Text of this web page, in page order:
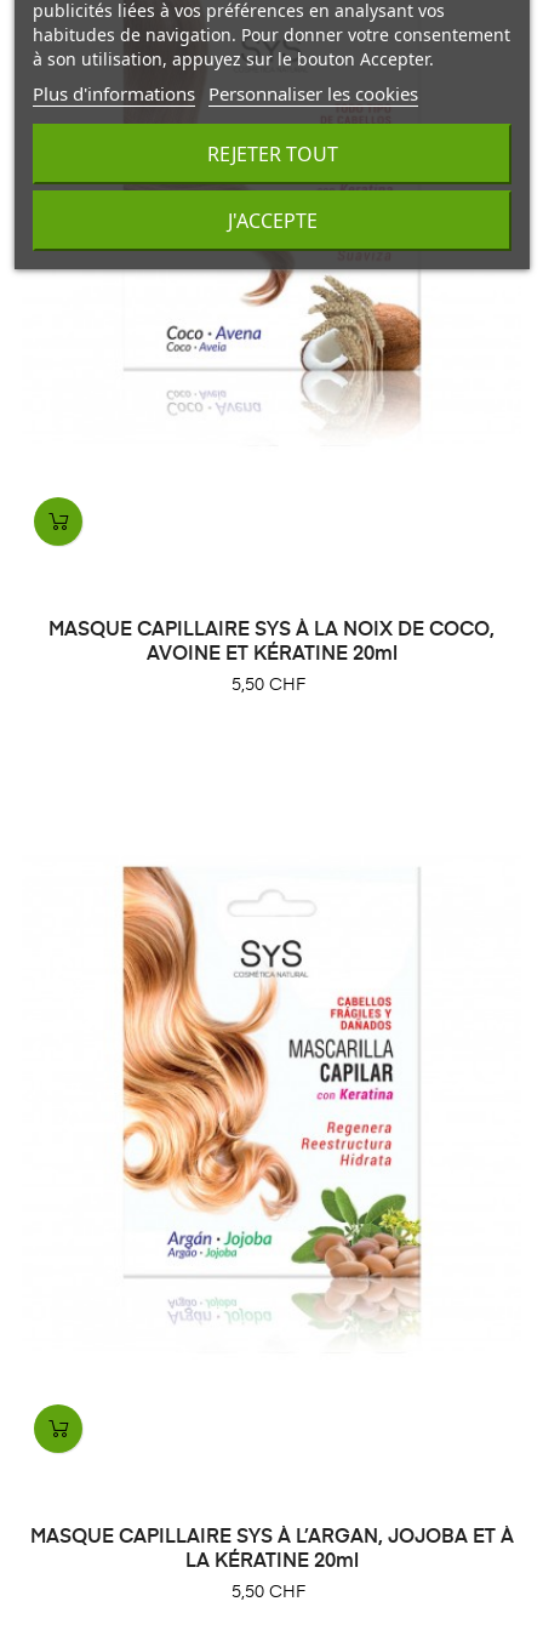
MASQUE CAPILLAIRE SYS À LA NOIX DE COCO,
AVOINE ET KÉRATINE 20ml
Prix
5,50 CHF
MASQUE CAPILLAIRE SYS À L’ARGAN, JOJOBA ET À
LA KÉRATINE 20ml
Prix
5,50 CHF
publicités liées à vos préférences en analysant vos
habitudes de navigation. Pour donner votre consentement
à son utilisation, appuyez sur le bouton Accepter.
Plus d'informations Personnaliser les cookies
REJETER TOUT
J'ACCEPTE